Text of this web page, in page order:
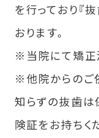
を行っており『
おります。
※当院にて矯
※他院からの
知らずの抜歯は
険証をお持ちく